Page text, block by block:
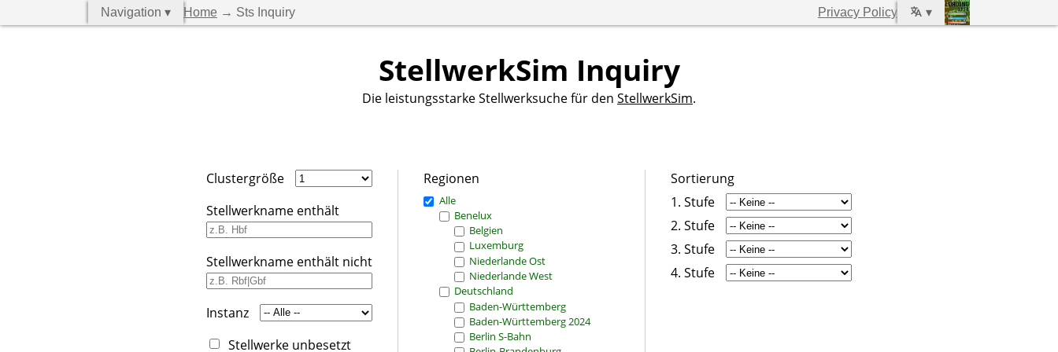
Navigation ▾ Home → Sts Inquiry Privacy Policy ▾
StellwerkSim Inquiry
Die leistungsstarke Stellwerksuche für den StellwerkSim.
Clustergröße
Stellwerkname enthält
Stellwerkname enthält nicht
Instanz
Stellwerke unbesetzt
Regionen
Alle
Benelux
Belgien
Luxemburg
Niederlande Ost
Niederlande West
Deutschland
Baden-Württemberg
Baden-Württemberg 2024
Berlin S-Bahn
Sortierung
1. Stufe
2. Stufe
3. Stufe
4. Stufe